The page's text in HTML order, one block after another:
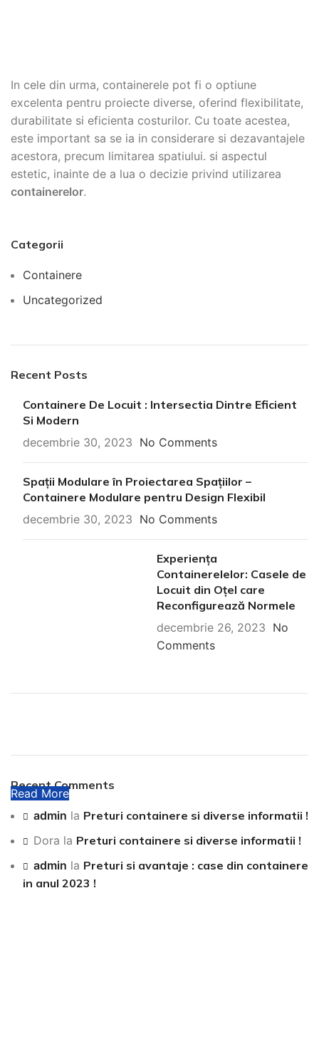
In cele din urma, containerele pot fi o optiune
excelenta pentru proiecte diverse, oferind flexibilitate,
durabilitate si eficienta costurilor. Cu toate acestea,
este important sa se ia in considerare si dezavantajele
acestora, precum limitarea spatiului. si aspectul
estetic, inainte de a lua o decizie privind utilizarea
containerelor.
Categorii
Containere
Uncategorized
Recent Posts
Containere De Locuit : Intersectia Dintre Eficient
Si Modern
decembrie 30, 2023 No Comments
Spații Modulare în Proiectarea Spațiilor –
Containere Modulare pentru Design Flexibil
decembrie 30, 2023 No Comments
Experiența
Containerelelor: Casele de
Locuit din Oțel care
Reconfigurează Normele
decembrie 26, 2023 No
Comments
Read More
Recent Comments
admin la Preturi containere si diverse informatii !
Dora la Preturi containere si diverse informatii !
admin la Preturi si avantaje : case din containere
in anul 2023 !